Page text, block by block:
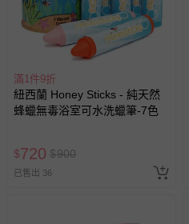
滿1件9折
紐西蘭 Honey Sticks - 純天然
蜂蠟無毒浴室可水洗蠟筆-7色
$720 $900
已售出 36